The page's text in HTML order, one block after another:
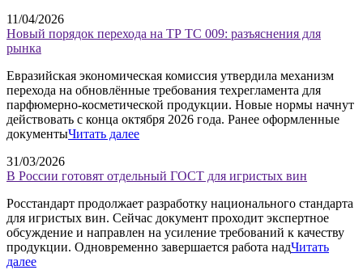
11/04/2026
Новый порядок перехода на ТР ТС 009: разъяснения для
рынка
Евразийская экономическая комиссия утвердила механизм
перехода на обновлённые требования техрегламента для
парфюмерно-косметической продукции. Новые нормы начнут
действовать с конца октября 2026 года. Ранее оформленные
документыЧитать далее
31/03/2026
В России готовят отдельный ГОСТ для игристых вин
Росстандарт продолжает разработку национального стандарта
для игристых вин. Сейчас документ проходит экспертное
обсуждение и направлен на усиление требований к качеству
продукции. Одновременно завершается работа надЧитать
далее